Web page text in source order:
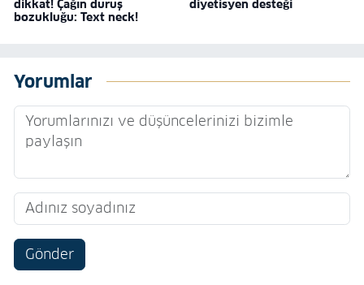
dikkat! Çağın duruş
bozukluğu: Text neck!
diyetisyen desteği
Yorumlar
Gönder